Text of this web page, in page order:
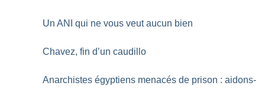
Un ANI qui ne vous veut aucun bien
Chavez, fin d’un caudillo
Anarchistes égyptiens menacés de prison : aidons-